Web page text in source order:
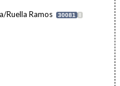
Ruella Ramos 30081 I